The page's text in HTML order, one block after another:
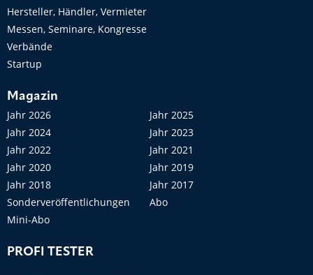
Hersteller, Händler, Vermieter
Messen, Seminare, Kongresse
Verbände
Startup
Magazin
Jahr 2026
Jahr 2025
Jahr 2024
Jahr 2023
Jahr 2022
Jahr 2021
Jahr 2020
Jahr 2019
Jahr 2018
Jahr 2017
Sonderveröffentlichungen
Abo
Mini-Abo
PROFI TESTER